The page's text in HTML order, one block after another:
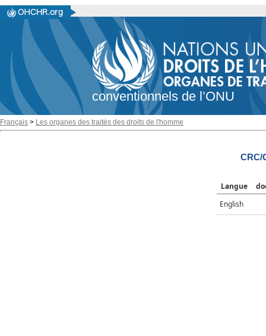
conventionnels de l’ONU
Français > Les organes des traités des droits de l'homme
CRC/
Langue
English